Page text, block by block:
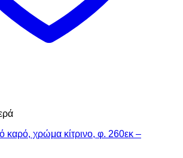
χρώμα κίτρινο, φ. 260εκ –